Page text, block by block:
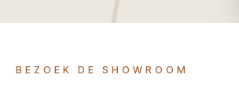
BEZOEK DE SHOWROOM